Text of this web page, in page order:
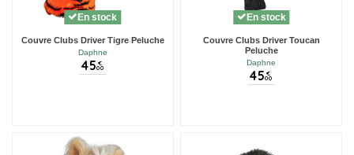
En stock
Couvre Clubs Driver Tigre Peluche
Daphne
45 €
00
En stock
Couvre Clubs Driver Toucan
Peluche
Daphne
45 €
00